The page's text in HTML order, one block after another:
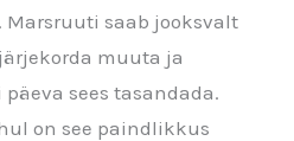
saab jooksvalt
muuta ja
sees tasandada.
on see paindlikkus